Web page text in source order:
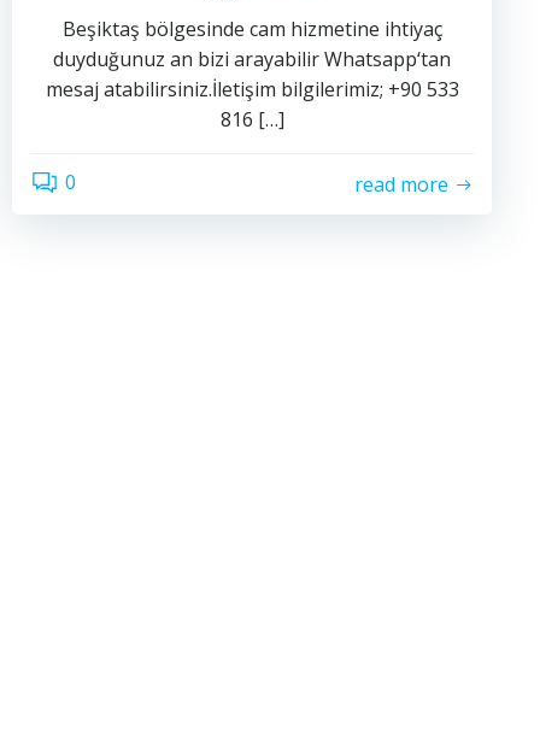
Beşiktaş bölgesinde cam hizmetine ihtiyaç
duyduğunuz an bizi arayabilir Whatsapp‘tan
mesaj atabilirsiniz.İletişim bilgilerimiz; +90 533
816 […]
0 read more